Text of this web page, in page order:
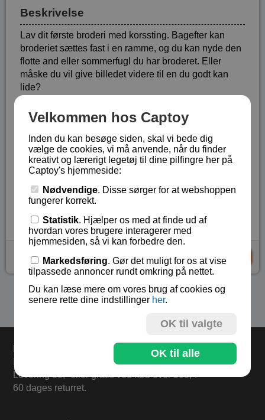
Beskrivelse
Lav dit første broderi med korssting. Bagefter kan
broderiet sættes fast i en ramme, og du kan nyde den
flotte and eller sommerfugl du har broderet. Eller
måske du vil give billedet videre til en du godt kan
lide?
Garnet er gjort stift i den ene ende, så det er let at
stikke gennem pladen og der ikke skal bruges nål.
Med sættet følger 2 rammer, garn svarende til at lave
de to billeder samt vejledning med dansk tekst.
Lagerstatus:På lager
Vare nr.:
kr 79,- KØB
Se flere produkter i kategorien Gaver 75 kr - 150 kr
Bestil inden kl 13.00 og varerne sendes i dag fredag.
Levering 33,- eller gratis ved køb over 500,-.
60 dages returret.
Velkommen hos Captoy
Inden du kan besøge siden, skal vi bede dig
vælge de cookies, vi må anvende, når du finder
kreativt og lærerigt legetøj til dine pilfingre her på
Captoy's hjemmeside:
Nødvendige. Disse sørger for at webshoppen
fungerer korrekt.
Statistik. Hjælper os med at finde ud af
hvordan vores brugere interagerer med
hjemmesiden, så vi kan forbedre den.
Markedsføring. Gør det muligt for os at vise
tilpassede annoncer rundt omkring på nettet.
Du kan læse mere om vores brug af cookies og
senere rette dine indstillinger her.
OK til valgte
OK til alle